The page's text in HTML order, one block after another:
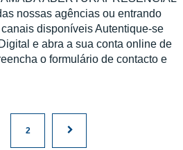
nossas agências ou entrando
disponíveis Autentique-se
e abra a sua conta online de
o formulário de contacto e
2